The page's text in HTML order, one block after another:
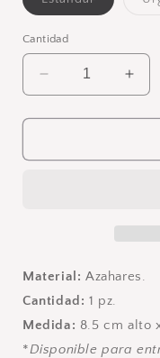
agotada
Cantidad
Reducir
cantidad
para
Azahares
para
Material: Azahares.
Cantidad: 1 pz.
Medida: 8.5 cm alto
*Disponible para